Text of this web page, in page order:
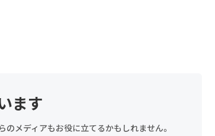
ます
メディアもお役に立てるかもしれません。